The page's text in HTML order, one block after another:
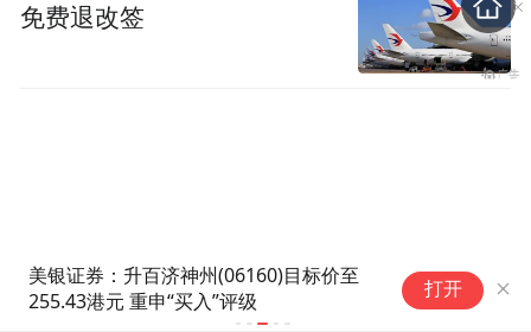
涵盖五大剧种，上海五部佳作入
选中宣部、文旅部2026年经典
打开
免费退改签